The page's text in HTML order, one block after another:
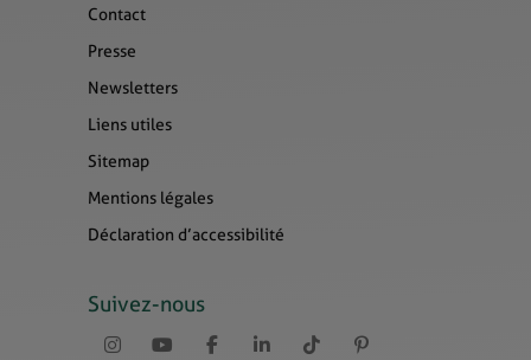
Contact
Presse
Newsletters
Liens utiles
Sitemap
Mentions légales
Déclaration d’accessibilité
Suivez-nous